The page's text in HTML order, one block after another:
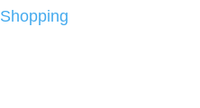
Shopping